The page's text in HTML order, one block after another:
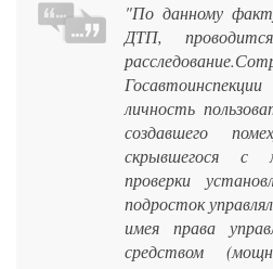
"По данному
ДТП,
личность
создавшего
скрывшегося
проверки
подросток
имея права
средством